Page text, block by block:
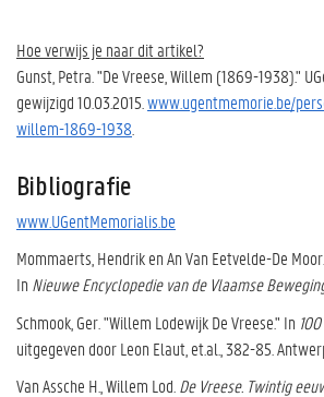
Hoe verwijs je naar dit artikel?
Gunst, Petra. "De Vreese, Willem (1869-1938)."
gewijzigd 10.03.2015. www.ugentmemorie.be/
willem-1869-1938
Bibliografie
www.UGentMemorialis.be
Mommaerts, Hendrik en An Van Eetvelde-De
In Nieuwe Encyclopedie van de Vlaamse
Schmook, Ger. "Willem Lodewijk De Vreese." In
uitgegeven door Leon Elaut, et.al., 382-85.
Van Assche H., Willem Lod. De Vreese. Twintig